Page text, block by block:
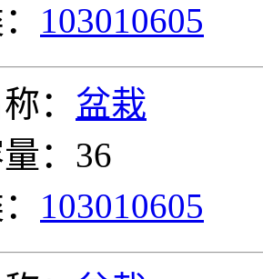
103010605
： 盆栽
：36
103010605